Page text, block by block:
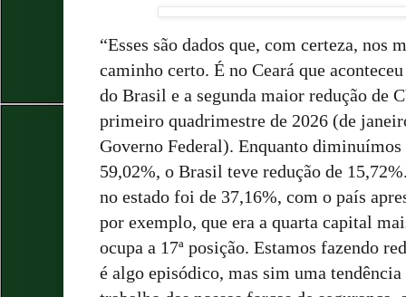
“Esses são dados que, com certeza, nos
caminho certo. É no Ceará que
do Brasil e a segunda maior redução de
primeiro quadrimestre de 2026 (de
Governo Federal). Enquanto diminuímos
59,02%, o Brasil teve redução de
no estado foi de 37,16%, com o país
por exemplo, que era a quarta capital
ocupa a 17ª posição. Estamos fazendo
é algo episódico, mas sim uma